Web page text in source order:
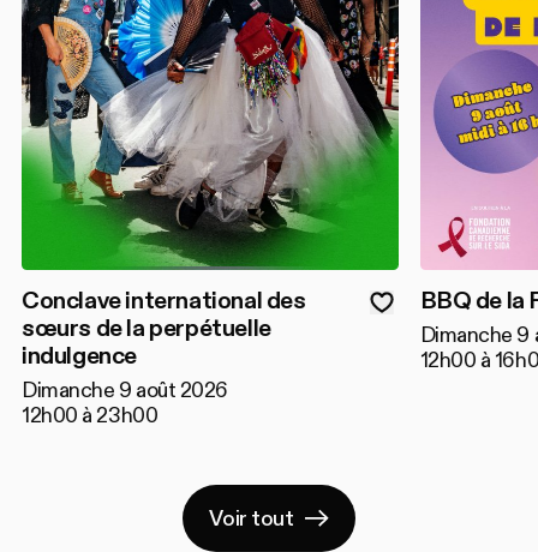
Conclave international des
sœurs de la perpétuelle
indulgence
Dimanche 9 août 2026
12h00 à 23h00
BBQ de la
Dimanche 9
12h00 à
Voir tout